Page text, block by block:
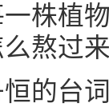
株植
熬过
的台